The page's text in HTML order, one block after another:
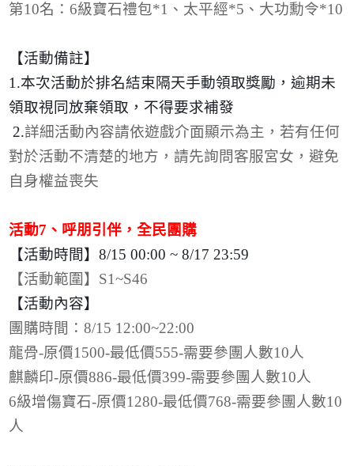
第10名：6級寶石禮包*1 、太平經*5 、大功勳令*10
【活動備註】
1.本次活動於排名結束隔天手動領取獎勵，逾期未
領取視同放棄領取，不得要求補發
2.詳細活動內容請依遊戲介面顯示為主，若有任何
對於活動不清楚的地方，請先詢問客服宮女，避免
自身權益喪失
活動7 、呼朋引伴，全民團購
【活動時間】8/15 00:00 ~ 8/17 23:59
【活動範圍】 S1~S46
【活動內容】
團購時間：8/15 12:00~22:00
龍骨-原價1500-最低價555-需要參團人數10人
麒麟印-原價886-最低價399-需要參團人數10人
6級增傷寶石-原價1280-最低價768-需要參團人數10
人